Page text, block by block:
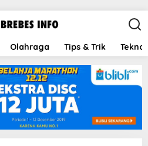
Olahraga Tips & Trik